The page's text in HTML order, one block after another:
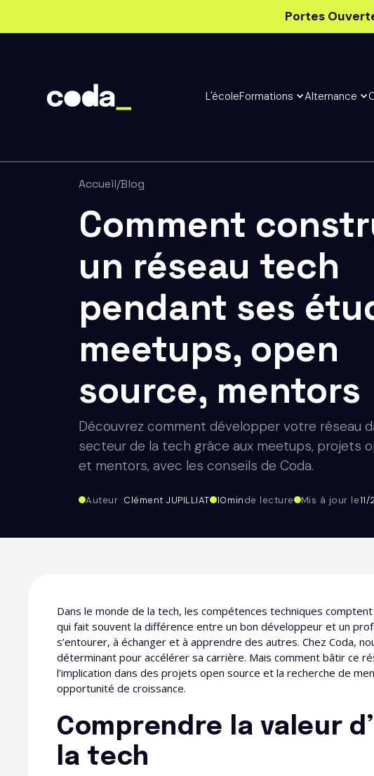
Portes
L'écoleFormations Alternance
Accueil/Blog
Comment
un réseau tech
pendant ses
meetups, open
source, mentors
Découvrez comment développer votre réseau
secteur de la tech grâce aux meetups, projets
et mentors, avec les conseils de Coda.
Auteur :Clément JUPILLIAT 10minde lecture Mis à jour le
Dans le monde de la tech, les compétences techniques
qui fait souvent la différence entre un bon développeur et un
s’entourer, à échanger et à apprendre des autres. Chez Coda,
déterminant pour accélérer sa carrière. Mais comment bâtir ce
l’implication dans des projets open source et la recherche de
opportunité de croissance.
Comprendre la valeur
la tech